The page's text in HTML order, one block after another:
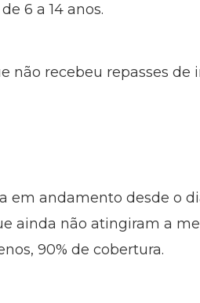
6 a 14 anos.
não recebeu repasses de
em andamento desde o
ainda não atingiram a
90% de cobertura.